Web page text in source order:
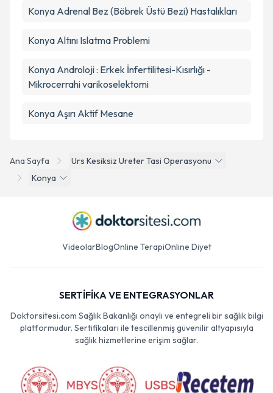
Ana Sayfa
Urs Kesiksiz Ureter Tasi Operasyonu
Konya
Konya Adrenal Bez (Böbrek Üstü Bezi) Hastalıkları
Konya Altını Islatma Problemi
Konya Androloji : Erkek İnfertilitesi-Kısırlığı -
Mikrocerrahi varikoselektomi
Konya Aşırı Aktif Mesane
VideolarBlogOnline TerapiOnline Diyet
SERTİFİKA VE ENTEGRASYONLAR
Doktorsitesi.com Sağlık Bakanlığı onaylı ve entegreli bir sağlık bilgi
platformudur. Sertifikaları ile tescillenmiş güvenilir altyapısıyla
sağlık hizmetlerine erişim sağlar.